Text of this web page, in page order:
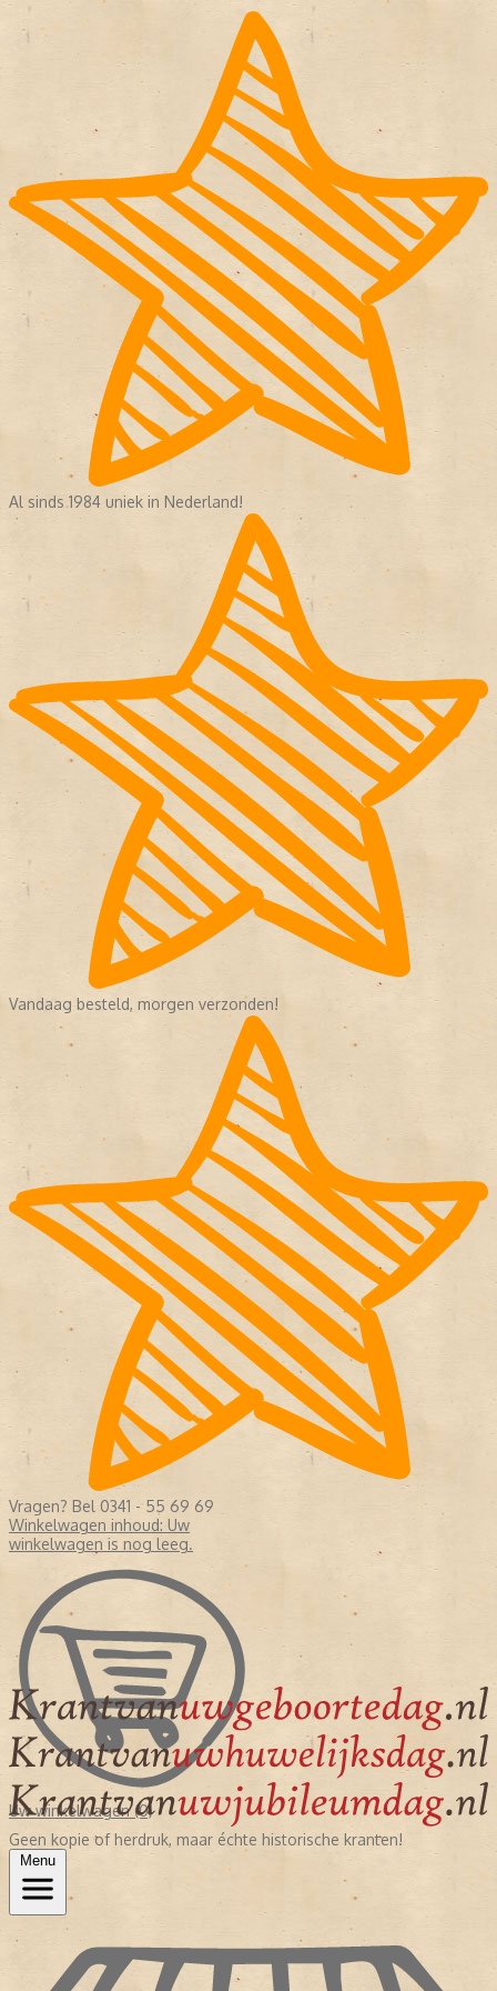
Al sinds 1984 uniek in Nederland!
Vandaag besteld, morgen verzonden!
Vragen? Bel 0341 - 55 69 69
Winkelwagen inhoud: Uw
winkelwagen is nog leeg.
Uw winkelwagen (0)
Geen kopie of herdruk, maar échte historische kranten!
Menu